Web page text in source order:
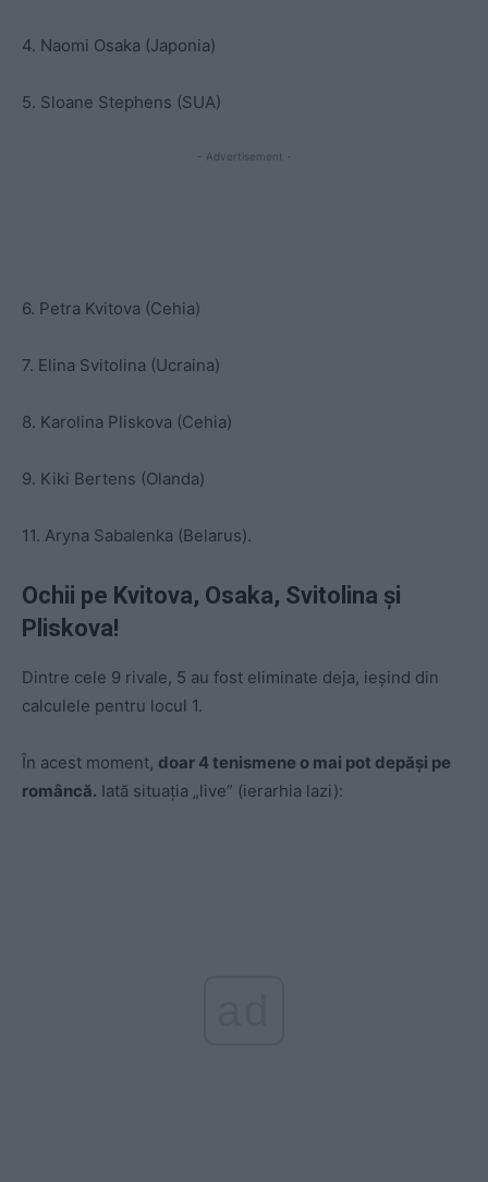
4. Naomi Osaka (Japonia)
5. Sloane Stephens (SUA)
- Advertisement -
6. Petra Kvitova (Cehia)
7. Elina Svitolina (Ucraina)
8. Karolina Pliskova (Cehia)
9. Kiki Bertens (Olanda)
11. Aryna Sabalenka (Belarus).
Ochii pe Kvitova, Osaka, Svitolina şi
Pliskova!
Dintre cele 9 rivale, 5 au fost eliminate deja, ieşind din
calculele pentru locul 1.
În acest moment, doar 4 tenismene o mai pot depăşi pe
româncă. Iată situația „live” (ierarhia lazi):